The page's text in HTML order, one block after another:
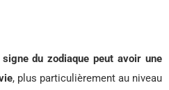
du zodiaque peut avoir une
, plus particulièrement au niveau